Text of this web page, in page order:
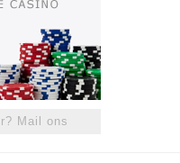
Mail ons